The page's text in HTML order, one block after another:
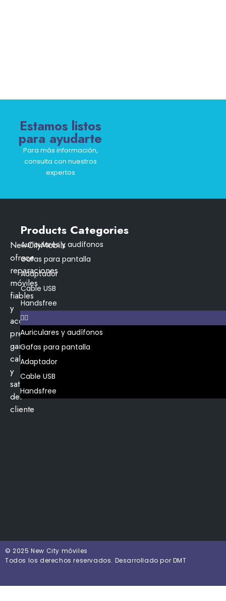
Estamos listos
para ayudarte
Para más información,
consulta con nuestros
expertos
NewCityMobils
ofrece
reparaciones
móviles
fiables
y
accesorios
premium,
garantizando
calidad
y
satisfacción
del
cliente
Products Categories
Auriculares y audífonos
Gafas para pantalla
Adaptador
Cable USB
Handsfree
Auriculares y audífonos
Gafas para pantalla
Adaptador
Cable USB
Handsfree
© 2025 New City móviles
Todos los derechos reservados. Desarrollado por DMT